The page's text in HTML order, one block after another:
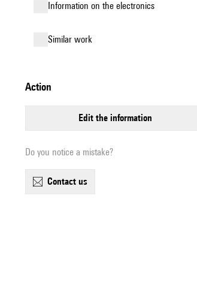
Information on the electronics
similar work
action
edit the information
Do you notice a mistake?
contact us